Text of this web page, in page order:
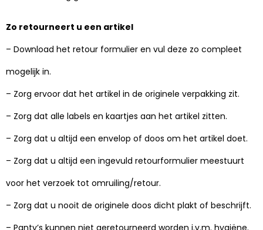
Zo retourneert u een artikel
– Download het retour formulier en vul deze zo compleet
mogelijk in.
– Zorg ervoor dat het artikel in de originele verpakking zit.
– Zorg dat alle labels en kaartjes aan het artikel zitten.
– Zorg dat u altijd een envelop of doos om het artikel doet.
– Zorg dat u altijd een ingevuld retourformulier meestuurt
voor het verzoek tot omruiling/retour.
– Zorg dat u nooit de originele doos dicht plakt of beschrijft.
– Panty’s kunnen niet geretourneerd worden i.v.m. hygiëne.